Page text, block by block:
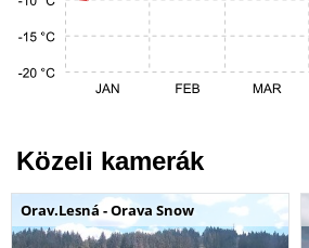
Közeli kamerák
Orav.Lesná - Orava Snow